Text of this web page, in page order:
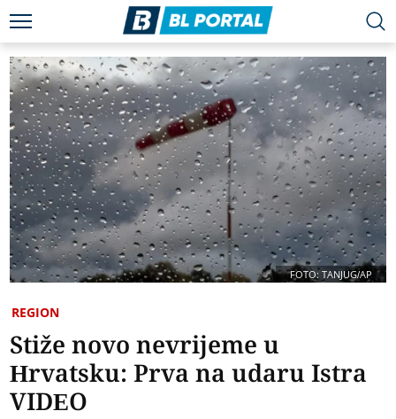
FOTO: TANJUG/AP
REGION
Stiže novo nevrijeme u
Hrvatsku: Prva na udaru Istra
VIDEO